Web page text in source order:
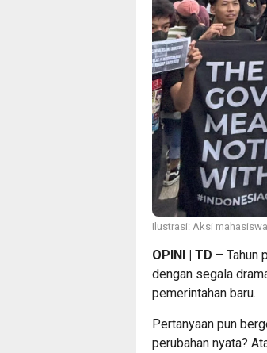
Ilustrasi: Aksi
OPINI | TD – Tahun
dengan segala
pemerintahan baru.
Pertanyaan pun
perubahan nyata?